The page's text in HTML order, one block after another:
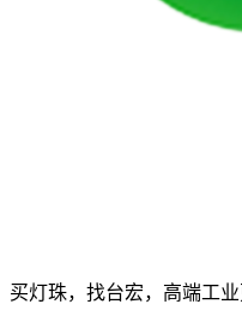
买灯珠，找台宏，高端工业